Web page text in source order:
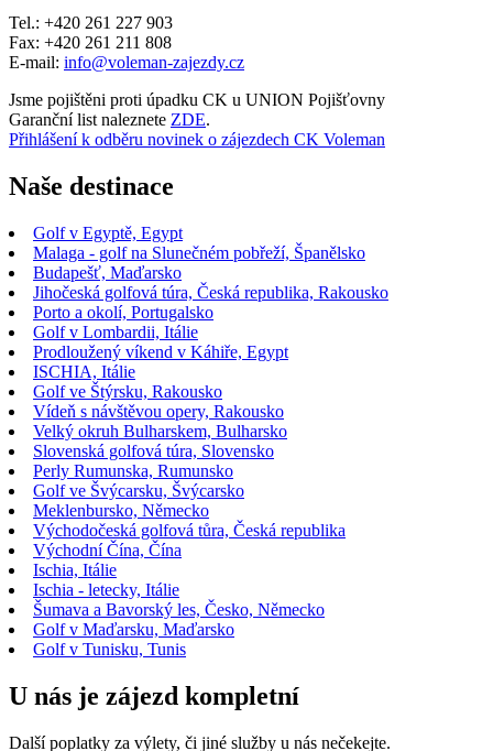
Tel.: +420 261 227 903
Fax: +420 261 211 808
E-mail: info@voleman-zajezdy.cz
Jsme pojištěni proti úpadku CK u UNION Pojišťovny
Garanční list naleznete ZDE.
Přihlášení k odběru novinek o zájezdech CK Voleman
Naše destinace
Golf v Egyptě, Egypt
Malaga - golf na Slunečném pobřeží, Španělsko
Budapešť, Maďarsko
Jihočeská golfová túra, Česká republika, Rakousko
Porto a okolí, Portugalsko
Golf v Lombardii, Itálie
Prodloužený víkend v Káhiře, Egypt
ISCHIA, Itálie
Golf ve Štýrsku, Rakousko
Vídeň s návštěvou opery, Rakousko
Velký okruh Bulharskem, Bulharsko
Slovenská golfová túra, Slovensko
Perly Rumunska, Rumunsko
Golf ve Švýcarsku, Švýcarsko
Meklenbursko, Německo
Východočeská golfová tůra, Česká republika
Východní Čína, Čína
Ischia, Itálie
Ischia - letecky, Itálie
Šumava a Bavorský les, Česko, Německo
Golf v Maďarsku, Maďarsko
Golf v Tunisku, Tunis
U nás je zájezd kompletní
Další poplatky za výlety, či jiné služby u nás nečekejte.